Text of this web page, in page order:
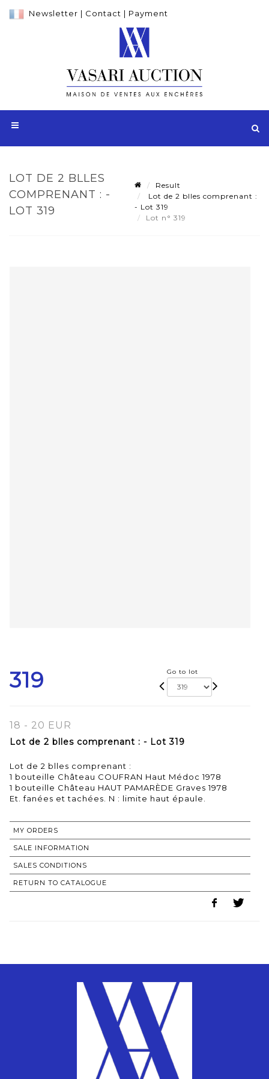
Newsletter | Contact | Payment
LOT DE 2 BLLES
COMPRENANT : -
LOT 319
Result
Lot de 2 blles comprenant :
- Lot 319
Lot n° 319
319 Go to lot
18 - 20 EUR
Lot de 2 blles comprenant : - Lot 319
Lot de 2 blles comprenant :
1 bouteille Château COUFRAN Haut Médoc 1978
1 bouteille Château HAUT PAMARÈDE Graves 1978
MY ORDERS
SALE INFORMATION
SALES CONDITIONS
RETURN TO CATALOGUE